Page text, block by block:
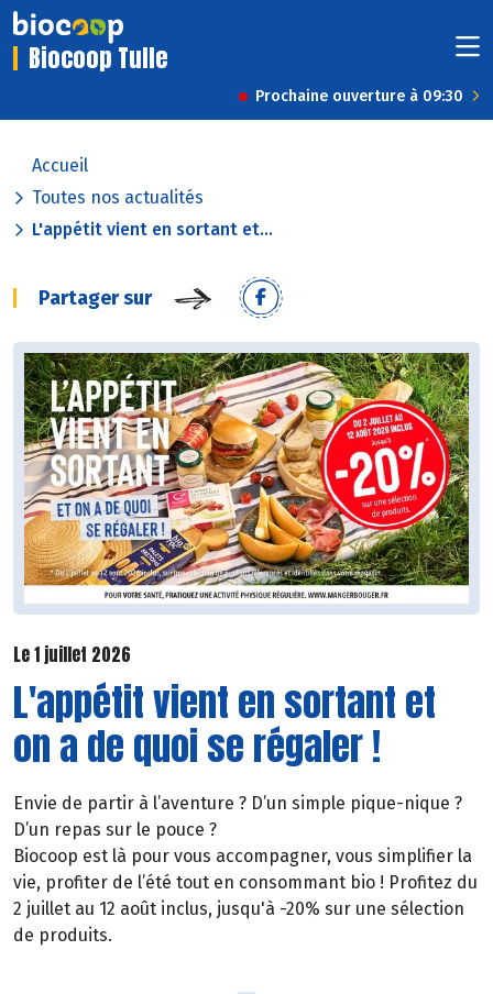
Biocoop Tulle
Prochaine ouverture à 09:30
Accueil
Toutes nos actualités
L'appétit vient en sortant et...
Partager sur
Le 1 juillet 2026
L'appétit vient en sortant et
on a de quoi se régaler !
Envie de partir à l’aventure ? D’un simple pique-nique ?
D’un repas sur le pouce ?
Biocoop est là pour vous accompagner, vous simplifier la
vie, profiter de l’été tout en consommant bio ! Profitez du
2 juillet au 12 août inclus, jusqu'à -20% sur une sélection
de produits.